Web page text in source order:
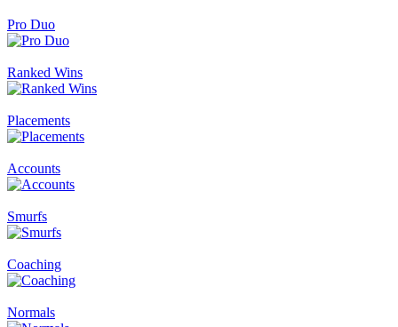
Pro Duo
Ranked Wins
Placements
Accounts
Smurfs
Coaching
Normals